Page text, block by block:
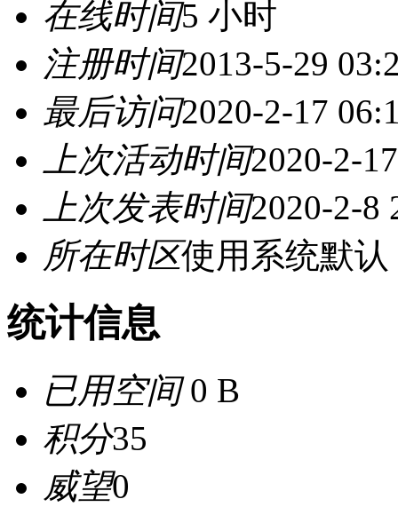
在线时间5 小时
注册时间2013-5-29
最后访问2020-2-17
上次活动时间2020-2-
上次发表时间2020-2-8
所在时区使用系统默认
统计信息
已用空间0 B
积分35
威望0